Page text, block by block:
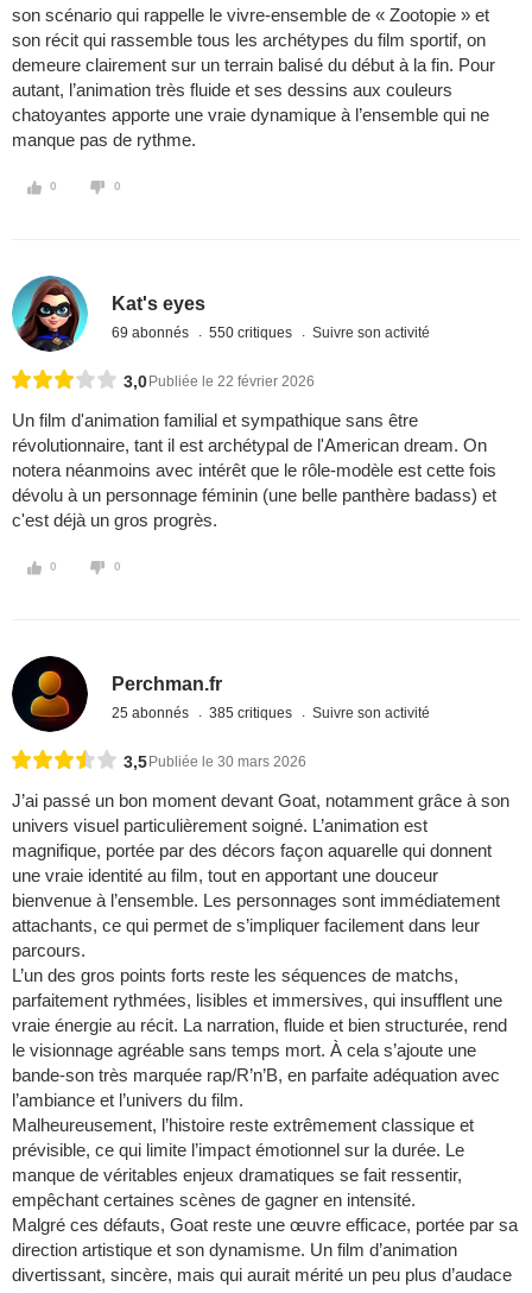
son scénario qui rappelle le vivre-ensemble de « Zootopie » et
son récit qui rassemble tous les archétypes du film sportif, on
demeure clairement sur un terrain balisé du début à la fin. Pour
autant, l’animation très fluide et ses dessins aux couleurs
chatoyantes apporte une vraie dynamique à l’ensemble qui ne
manque pas de rythme.
0 0
Kat's eyes
69 abonnés 550 critiques Suivre son activité
3,0 Publiée le 22 février 2026
Un film d'animation familial et sympathique sans être
révolutionnaire, tant il est archétypal de l'American dream. On
notera néanmoins avec intérêt que le rôle-modèle est cette fois
dévolu à un personnage féminin (une belle panthère badass) et
c'est déjà un gros progrès.
0 0
Perchman.fr
25 abonnés 385 critiques Suivre son activité
3,5 Publiée le 30 mars 2026
J’ai passé un bon moment devant Goat, notamment grâce à son
univers visuel particulièrement soigné. L’animation est
magnifique, portée par des décors façon aquarelle qui donnent
une vraie identité au film, tout en apportant une douceur
bienvenue à l’ensemble. Les personnages sont immédiatement
attachants, ce qui permet de s’impliquer facilement dans leur
parcours.
L’un des gros points forts reste les séquences de matchs,
parfaitement rythmées, lisibles et immersives, qui insufflent une
vraie énergie au récit. La narration, fluide et bien structurée, rend
le visionnage agréable sans temps mort. À cela s’ajoute une
bande-son très marquée rap/R’n’B, en parfaite adéquation avec
l’ambiance et l’univers du film.
Malheureusement, l’histoire reste extrêmement classique et
prévisible, ce qui limite l’impact émotionnel sur la durée. Le
manque de véritables enjeux dramatiques se fait ressentir,
empêchant certaines scènes de gagner en intensité.
Malgré ces défauts, Goat reste une œuvre efficace, portée par sa
direction artistique et son dynamisme. Un film d’animation
divertissant, sincère, mais qui aurait mérité un peu plus d’audace